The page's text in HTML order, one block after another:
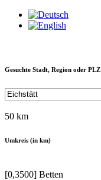
Gesuchte Stadt, Region oder PLZ
50 km
Umkreis (in km)
[0,3500] Betten